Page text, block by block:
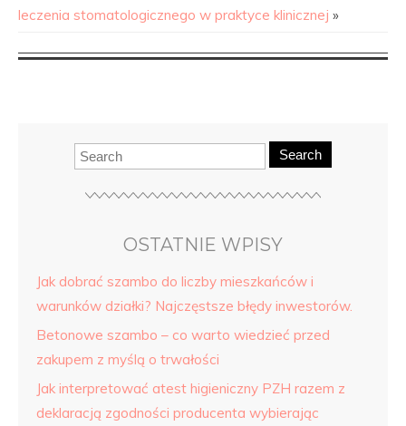
leczenia stomatologicznego w praktyce klinicznej »
Search
OSTATNIE WPISY
Jak dobrać szambo do liczby mieszkańców i
warunków działki? Najczęstsze błędy inwestorów.
Betonowe szambo – co warto wiedzieć przed
zakupem z myślą o trwałości
Jak interpretować atest higieniczny PZH razem z
deklaracją zgodności producenta wybierając